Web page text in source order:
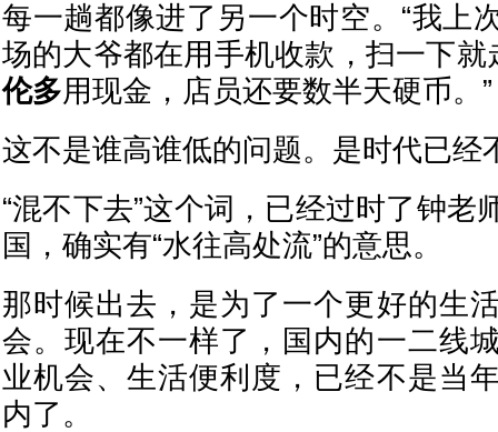
每一趟都像进了另一个时空。“我上
场的大爷都在用手机收款，扫一下就
伦多用现金，店员还要数半天硬币。”
这不是谁高谁低的问题。是时代已经
“混不下去”这个词，已经过时了钟老
国，确实有“水往高处流”的意思。
那时候出去，是为了一个更好的生
会。现在不一样了，国内的一二线
业机会、生活便利度，已经不是当
内了。